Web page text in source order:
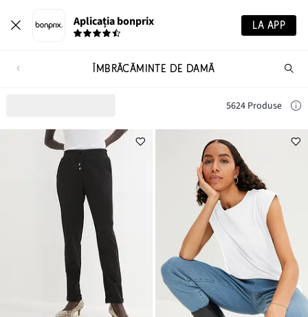
Aplicația bonprix LA APP
ÎMBRĂCĂMINTE DE DAMĂ
5624 Produse